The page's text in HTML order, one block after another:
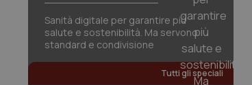
Sanità digitale per garantire più
salute e sostenibilità. Ma servono
standard e condivisione
Tutti gli speciali